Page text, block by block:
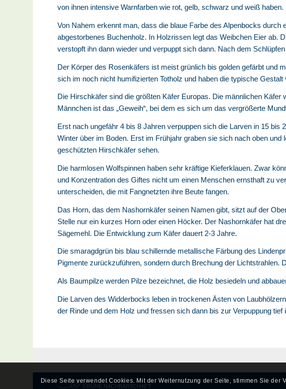
von ihnen intensive Warnfarben wie rot, gelb, schwarz und weiß haben.
Von Nahem erkennt man, dass die blaue Farbe des Alpenbocks
abgestorbenes Buchenholz. In Holzrissen legt das Weibchen Eier ab.
verstopft ihn dann wieder und verpuppt sich dann. Nach dem
Der Körper des Rosenkäfers ist meist grünlich bis golden gefärbt und
sich im noch nicht humifizierten Totholz und haben die typische
Die Hirschkäfer sind die größten Käfer Europas. Die männlichen
Männchen ist das „Geweih“, bei dem es sich um das vergrößerte
Erst nach ungefähr 4 bis 8 Jahren verpuppen sich die Larven in 15 bis
Winter über im Boden. Erst im Frühjahr graben sie sich nach oben
geschützten Hirschkäfer sehen.
Die harmlosen Wolfspinnen haben sehr kräftige Kieferklauen. Zwar
und Konzentration des Giftes nicht um einen Menschen ernsthaft zu
unterscheiden, die mit Fangnetzten ihre Beute fangen.
Das Horn, das dem Nashornkäfer seinen Namen gibt, sitzt auf der
Stelle nur ein kurzes Horn oder einen Höcker. Der Nashornkäfer hat
Sägemehl. Die Entwicklung zum Käfer dauert 2-3 Jahre.
Die smaragdgrün bis blau schillernde metallische Färbung des
Pigmente zurückzuführen, sondern durch Brechung der
Als Baumpilze werden Pilze bezeichnet, die Holz besiedeln und
Die Larven des Widderbocks leben in trockenen Ästen von
der Rinde und dem Holz und fressen sich dann bis zur Verpuppung
GRÜNE NACHBARSCHAFT
Diese Seite verwendet Cookies. Mit der Weiternutzung der Seite, stimmen Sie der